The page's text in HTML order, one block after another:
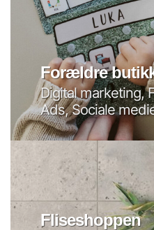
Forældre
Digital marketing,
Ads, Sociale
Fliseshoppen